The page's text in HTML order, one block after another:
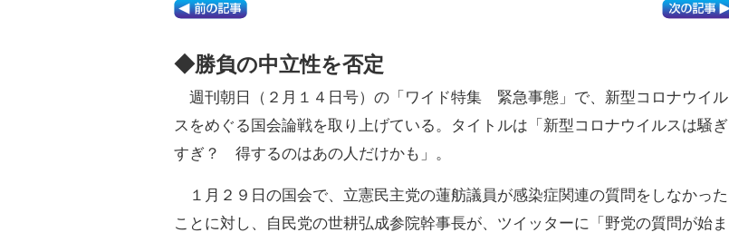
◆勝負の中立性を否定
週刊朝日（２月１４日号）の「ワイド特集 緊急事態」で、新型コロナウイル
スをめぐる国会論戦を取り上げている。タイトルは「新型コロナウイルスは騒ぎ
すぎ？ 得するのはあの人だけかも」。
１月２９日の国会で、立憲民主党の蓮舫議員が感染症関連の質問をしなかった
ことに対し、自民党の世耕弘成参院幹事長が、ツイッターに「野党の質問が始ま